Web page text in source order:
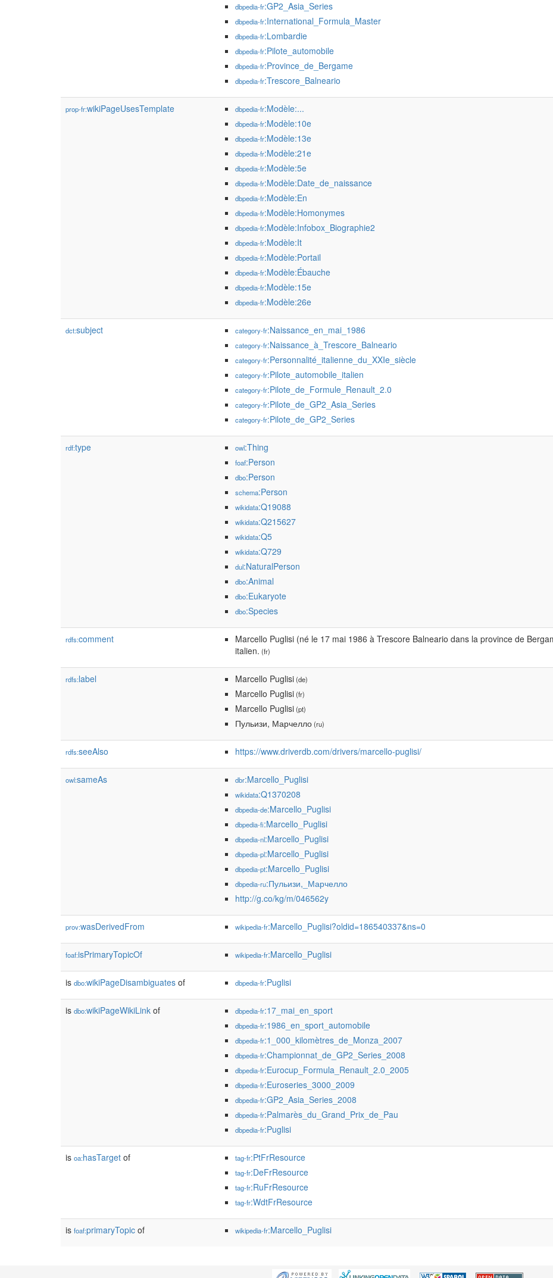
dbpedia-fr:GP2_Asia_Series
dbpedia-fr:International_Formula_Master
dbpedia-fr:Lombardie
dbpedia-fr:Pilote_automobile
dbpedia-fr:Province_de_Bergame
dbpedia-fr:Trescore_Balneario
prop-fr:wikiPageUsesTemplate dbpedia-fr:Modèle:...
dbpedia-fr:Modèle:10e
dbpedia-fr:Modèle:13e
dbpedia-fr:Modèle:21e
dbpedia-fr:Modèle:5e
dbpedia-fr:Modèle:Date_de_naissance
dbpedia-fr:Modèle:En
dbpedia-fr:Modèle:Homonymes
dbpedia-fr:Modèle:Infobox_Biographie2
dbpedia-fr:Modèle:It
dbpedia-fr:Modèle:Portail
dbpedia-fr:Modèle:Ébauche
dbpedia-fr:Modèle:15e
dbpedia-fr:Modèle:26e
dct:subject category-fr:Naissance_en_mai_1986
category-fr:Naissance_à_Trescore_Balneario
category-fr:Personnalité_italienne_du_XXIe_siècle
category-fr:Pilote_automobile_italien
category-fr:Pilote_de_Formule_Renault_2.0
category-fr:Pilote_de_GP2_Asia_Series
category-fr:Pilote_de_GP2_Series
rdf:type owl:Thing
foaf:Person
dbo:Person
schema:Person
wikidata:Q19088
wikidata:Q215627
wikidata:Q5
wikidata:Q729
dul:NaturalPerson
dbo:Animal
dbo:Eukaryote
dbo:Species
rdfs:comment
Marcello Puglisi (né le 17 mai 1986 à Trescore Balneario dans la province de
italien. (fr)
rdfs:label Marcello Puglisi(de)
Marcello Puglisi(fr)
Marcello Puglisi(pt)
Пульизи, Марчелло(ru)
rdfs:seeAlso https://www.driverdb.com/drivers/marcello-puglisi/
owl:sameAs dbr:Marcello_Puglisi
wikidata:Q1370208
dbpedia-de:Marcello_Puglisi
dbpedia-fi:Marcello_Puglisi
dbpedia-nl:Marcello_Puglisi
dbpedia-pl:Marcello_Puglisi
dbpedia-pt:Marcello_Puglisi
dbpedia-ru:Пульизи,_Марчелло
http://g.co/kg/m/046562y
prov:wasDerivedFrom wikipedia-fr:Marcello_Puglisi?oldid=186540337&ns=0
foaf:isPrimaryTopicOf wikipedia-fr:Marcello_Puglisi
is dbo:wikiPageDisambiguates of dbpedia-fr:Puglisi
is dbo:wikiPageWikiLink of dbpedia-fr:17_mai_en_sport
dbpedia-fr:1986_en_sport_automobile
dbpedia-fr:1_000_kilomètres_de_Monza_2007
dbpedia-fr:Championnat_de_GP2_Series_2008
dbpedia-fr:Eurocup_Formula_Renault_2.0_2005
dbpedia-fr:Euroseries_3000_2009
dbpedia-fr:GP2_Asia_Series_2008
dbpedia-fr:Palmarès_du_Grand_Prix_de_Pau
dbpedia-fr:Puglisi
is oa:hasTarget of tag-fr:PtFrResource
tag-fr:DeFrResource
tag-fr:RuFrResource
tag-fr:WdtFrResource
is foaf:primaryTopic of wikipedia-fr:Marcello_Puglisi